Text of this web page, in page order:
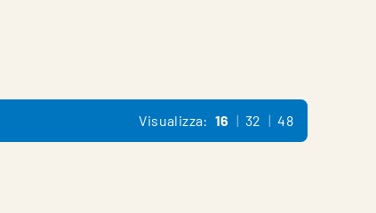
Visualizza: 16 32 48